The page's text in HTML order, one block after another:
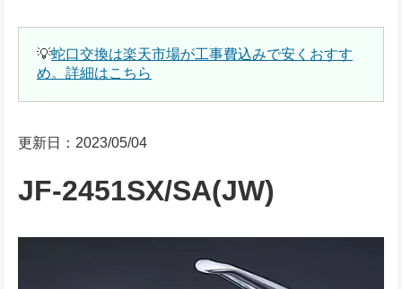
💡蛇口交換は楽天市場が工事費込みで安くおすす
め。詳細はこちら
更新日：2023/05/04
JF-2451SX/SA(JW)